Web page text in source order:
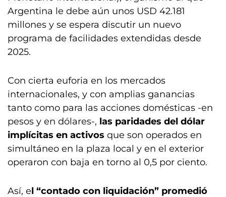
Argentina le debe aún unos USD 42.181
millones y se espera discutir un nuevo
programa de facilidades extendidas desde
2025.
Con cierta euforia en los mercados
internacionales, y con amplias ganancias
tanto como para las acciones domésticas -en
pesos y en dólares-, las paridades del dólar
implícitas en activos que son operados en
simultáneo en la plaza local y en el exterior
operaron con baja en torno al 0,5 por ciento.
Así, el “contado con liquidación” promedió